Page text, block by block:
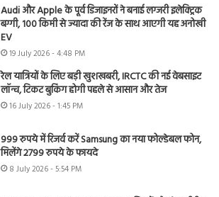
Audi और Apple के पूर्व डिजाइनरों ने बनाई लग्जरी इलेक्ट्रिक
बग्गी, 100 किमी से ज्यादा की रेंज के साथ आएगी यह अनोखी
EV
19 July 2026 - 4:48 PM
रेल यात्रियों के लिए बड़ी खुशखबरी, IRCTC की नई वेबसाइट
लॉन्च, टिकट बुकिंग होगी पहले से आसान और तेज
16 July 2026 - 1:45 PM
999 रुपये में रिजर्व करें Samsung का नया फोल्डेबल फोन,
मिलेंगे 2799 रुपये के फायदे
8 July 2026 - 5:54 PM